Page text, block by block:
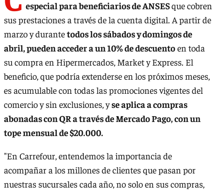
especial para beneficiarios de ANSESque cobren
sus prestaciones a través de la cuenta digital. A partir de
marzo y durantetodos los sábados y domingos de
abril, pueden acceder a un 10% de descuentoen toda
su compra en Hipermercados, Market y Express. El
beneficio, que podría extenderse en los próximos meses,
es acumulable con todas las promociones vigentes del
comercio y sin exclusiones, yse aplica a compras
abonadas con QR a través de Mercado Pago, con un
tope mensual de $20.000.
"En Carrefour, entendemos la importancia de
acompañar a los millones de clientes que pasan por
nuestras sucursales cada año, no solo en sus compras,